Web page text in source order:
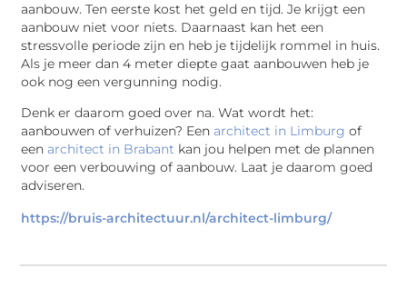
aanbouw. Ten eerste kost het geld en tijd. Je krijgt een
aanbouw niet voor niets. Daarnaast kan het een
stressvolle periode zijn en heb je tijdelijk rommel in huis.
Als je meer dan 4 meter diepte gaat aanbouwen heb je
ook nog een vergunning nodig.
Denk er daarom goed over na. Wat wordt het:
aanbouwen of verhuizen? Een architect in Limburg of
een architect in Brabant kan jou helpen met de plannen
voor een verbouwing of aanbouw. Laat je daarom goed
adviseren.
https://bruis-architectuur.nl/architect-limburg/